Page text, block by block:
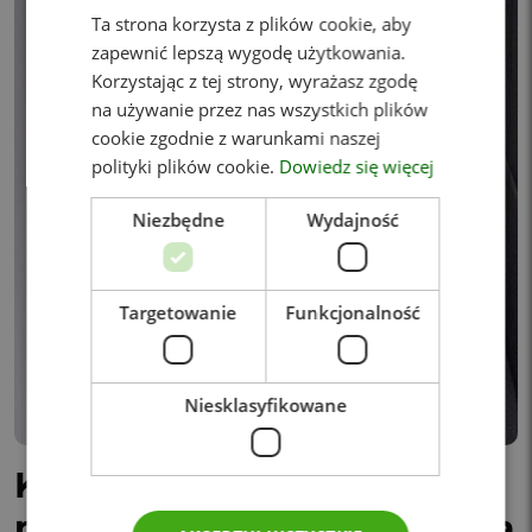
Kolonoskopia –
Ta strona korzysta z plików cookie, aby
zapewnić lepszą wygodę użytkowania.
Korzystając z tej strony, wyrażasz zgodę
na używanie przez nas wszystkich plików
cookie zgodnie z warunkami naszej
polityki plików cookie. Dowiedz się więcej
Niezbędne Wydajność
Targetowanie Funkcjonalność
Niesklasyfikowane